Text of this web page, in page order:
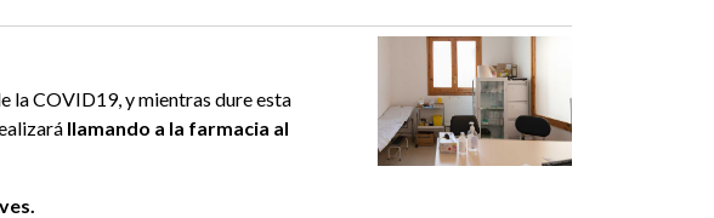
la COVID19, y mientras dure esta
llamando a la farmacia al